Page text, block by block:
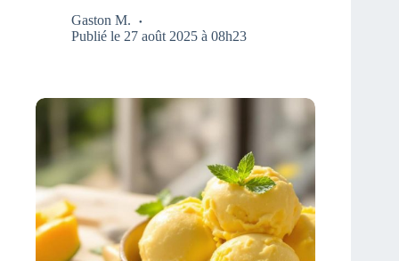
Gaston M.
Publié le 27 août 2025 à 08h23